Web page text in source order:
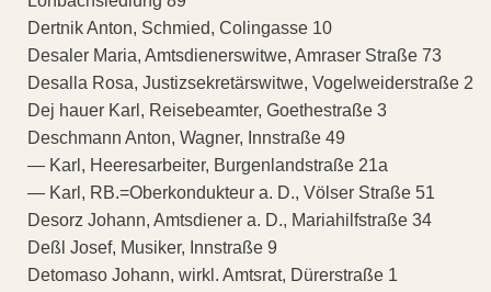
Dertnik Anton, Schmied, Colingasse 10
Desaler Maria, Amtsdienerswitwe, Amraser Straße 73
Desalla Rosa, Justizsekretärswitwe, Vogelweiderstraße 2
Dej hauer Karl, Reisebeamter, Goethestraße 3
Deschmann Anton, Wagner, Innstraße 49
— Karl, Heeresarbeiter, Burgenlandstraße 21a
— Karl, RB.=Oberkondukteur a. D., Völser Straße 51
Desorz Johann, Amtsdiener a. D., Mariahilfstraße 34
Deßl Josef, Musiker, Innstraße 9
Detomaso Johann, wirkl. Amtsrat, Dürerstraße 1